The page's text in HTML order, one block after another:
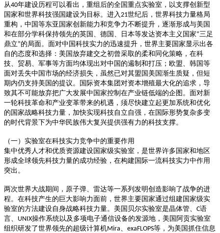
从40年建设历程可以看出，重组后的全国重点实验室，以支撑创新型
国家和世界科技强国建设为目标。进入 21世纪后，世界科技力量格局
重构，中国等东亚国家创新能力和竞争力不断提升，逐渐形成与美国
和在部分学科保持领先的英国、德国、日本等发达资本主义国家“三足
鼎立”的局面。面对中国科技实力的迅速提升，世界主要国家显示出各
自的态度和选择：美国放弃建交之初曾采取的柔和同化策略，在科
技、贸易、军事等方面均体现出对中国的遏制和打压；欧盟、韩国等
面对丢失中国市场的经济损失，虽然已对其盟国美国渐生质疑，但短
期内仍支持美国的提议。国际资本集团对资本增殖最大化的追求，导
致其不可能放弃把广大发展中国家控制在产业链低端的企图。面对新
一轮科技革命和产业变革带来的机遇，须尽快建立起更加系统和优化
的国家战略科技力量，加快实现科技自立自强，在国际形势复杂多变
的时代背景下为中华民族伟大复兴提供强有力的科技支撑。
（一）实验室在科技实力竞争中的重要作用
集中优秀人才和优质资源建设国家级实验室，是世界许多国家和地区
形成全球领先科技力量的成功经验，在构建国际一流科技实力中作用
突出。
两次世界大战期间，原子弹、雷达等一系列发明创造影响了战争的进
程。在科技产生的巨大影响力面前，世界主要国家通过组建国家级实
验室的方法建设自身战略科技力量。美国贝尔实验室是晶体管、 C语
言、 UNIX操作系统以及多项电子通信设备的发源地，美国阿贡实验室
组织研发了世界领先的超级计算机Mira exaFLOPS等，为美国抓住信息